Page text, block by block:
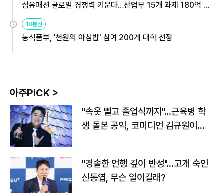
섬유패션 글로벌 경쟁력 키운다…산업부 15개 과제 180억 지
원
18분전
농식품부, '천원의 아침밥' 참여 200개 대학 선정
아주PICK >
"속옷 빨고 졸업식까지"…근육병 학
생 돌본 공익, 코미디언 김규원이었
"경솔한 언행 깊이 반성"…고개 숙인
신동엽, 무슨 일이길래?